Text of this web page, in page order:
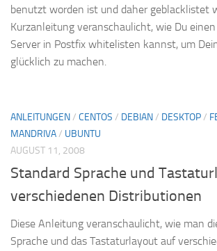
benutzt worden ist und daher geblacklistet
Kurzanleitung veranschaulicht, wie Du einen
Server in Postfix whitelisten kannst, um
glücklich zu machen.
ANLEITUNGEN/ CENTOS / DEBIAN/ DESKTOP/
MANDRIVA/ UBUNTU
AUGUST 11, 2008
Standard Sprache und
verschiedenen Distributionen
Diese Anleitung veranschaulicht, wie man
Sprache und das Tastaturlayout auf